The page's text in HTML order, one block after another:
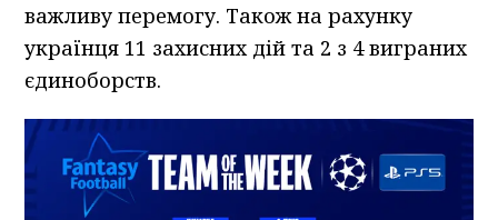
важливу перемогу. Також на рахунку
українця 11 захисних дій та 2 з 4 виграних
єдиноборств.